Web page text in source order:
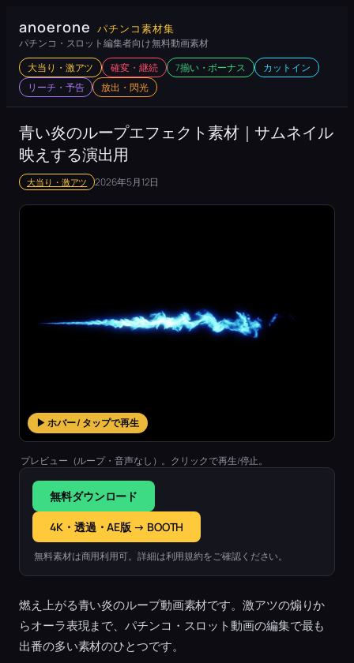
容
ス
キ
プ
anoerone パチンコ素材集
パチンコ・スロット編集者向け 無料動画素材
大当り・激アツ 確変・継続 7揃い・ボーナス
カットイン
リーチ・予告
放出・閃光
青い炎のループエフェクト素材｜サムネイル
映えする演出用
大当り・激アツ 2026年5月12日
▶ ホバー / タップで再生
プレビュー（ループ・音声なし）。クリックで再生/停止。
無料ダウンロード
4K・透過・AE版 → BOOTH
無料素材は商用利用可。詳細は利用規約をご確認ください。
燃え上がる青い炎のループ動画素材です。激アツの煽りか
らオーラ表現まで、パチンコ・スロット動画の編集で最も
出番の多い素材のひとつです。